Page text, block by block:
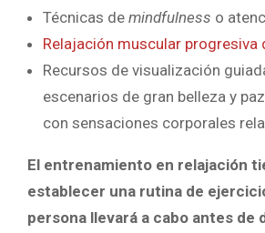
Técnicas de mindfulness o
Relajación muscular progresiva
Recursos de visualización
escenarios de gran belleza y
con sensaciones corporales
El entrenamiento en relajación
establecer una rutina de
persona llevará a cabo antes de